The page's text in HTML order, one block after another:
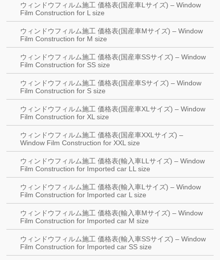
ウィンドウフィルム施工 価格表(国産車Lサイズ) – Window
Film Construction for L size
ウィンドウフィルム施工 価格表(国産車Mサイズ) – Window
Film Construction for M size
ウィンドウフィルム施工 価格表(国産車SSサイズ) – Window
Film Construction for SS size
ウィンドウフィルム施工 価格表(国産車Sサイズ) – Window
Film Construction for S size
ウィンドウフィルム施工 価格表(国産車XLサイズ) – Window
Film Construction for XL size
ウィンドウフィルム施工 価格表(国産車XXLサイズ) –
Window Film Construction for XXL size
ウィンドウフィルム施工 価格表(輸入車LLサイズ) – Window
Film Construction for Imported car LL size
ウィンドウフィルム施工 価格表(輸入車Lサイズ) – Window
Film Construction for Imported car L size
ウィンドウフィルム施工 価格表(輸入車Mサイズ) – Window
Film Construction for Imported car M size
ウィンドウフィルム施工 価格表(輸入車SSサイズ) – Window
Film Construction for Imported car SS size